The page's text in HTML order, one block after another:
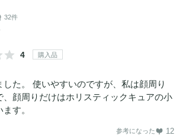
32件
4 購入品
した。 使いやすいのですが、私は顔周り
、顔周りだけはホリスティックキュアの小
す。
参考になった 12